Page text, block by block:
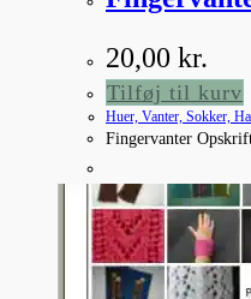
20,00 kr.
Tilføj til kurv
Huer, Vanter, Sokker,
Fingervanter